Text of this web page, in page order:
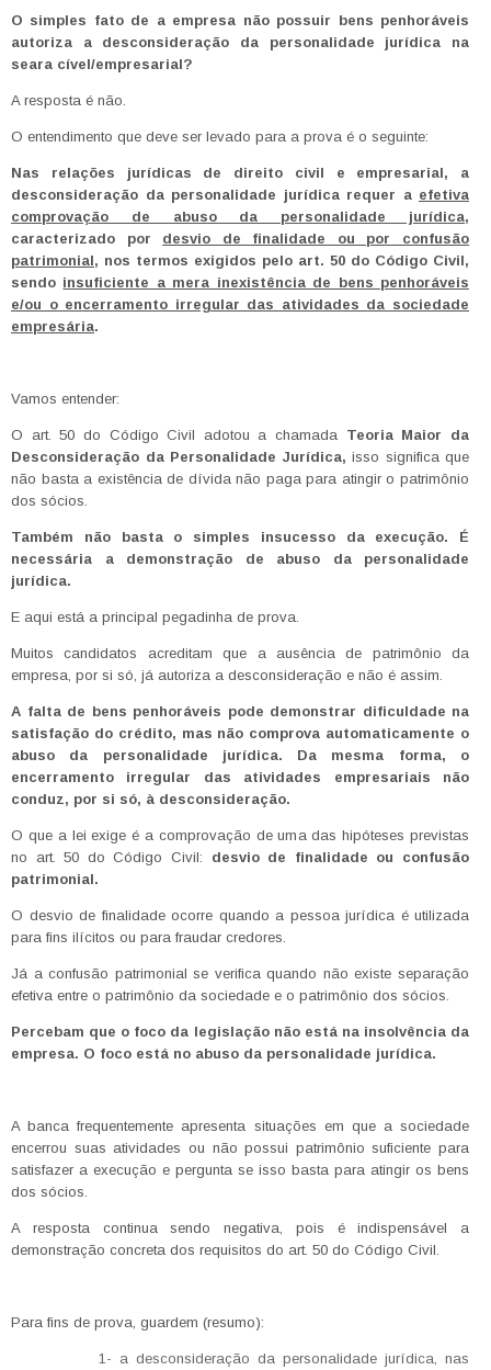
O simples fato de a empresa não possuir bens penhoráveis
autoriza a desconsideração da personalidade jurídica na
seara cível/empresarial?
A resposta é não.
O entendimento que deve ser levado para a prova é o seguinte:
Nas relações jurídicas de direito civil e empresarial, a
desconsideração da personalidade jurídica requer a efetiva
comprovação de abuso da personalidade jurídica,
caracterizado por desvio de finalidade ou por confusão
patrimonial, nos termos exigidos pelo art. 50 do Código Civil,
sendo insuficiente a mera inexistência de bens penhoráveis
e/ou o encerramento irregular das atividades da sociedade
empresária.
Vamos entender:
O art. 50 do Código Civil adotou a chamada Teoria Maior da
Desconsideração da Personalidade Jurídica, isso significa que
não basta a existência de dívida não paga para atingir o patrimônio
dos sócios.
Também não basta o simples insucesso da execução. É
necessária a demonstração de abuso da personalidade
jurídica.
E aqui está a principal pegadinha de prova.
Muitos candidatos acreditam que a ausência de patrimônio da
empresa, por si só, já autoriza a desconsideração e não é assim.
A falta de bens penhoráveis pode demonstrar dificuldade na
satisfação do crédito, mas não comprova automaticamente o
abuso da personalidade jurídica. Da mesma forma, o
encerramento irregular das atividades empresariais não
conduz, por si só, à desconsideração.
O que a lei exige é a comprovação de uma das hipóteses previstas
no art. 50 do Código Civil: desvio de finalidade ou confusão
patrimonial.
O desvio de finalidade ocorre quando a pessoa jurídica é utilizada
para fins ilícitos ou para fraudar credores.
Já a confusão patrimonial se verifica quando não existe separação
efetiva entre o patrimônio da sociedade e o patrimônio dos sócios.
Percebam que o foco da legislação não está na insolvência da
empresa. O foco está no abuso da personalidade jurídica.
A banca frequentemente apresenta situações em que a sociedade
encerrou suas atividades ou não possui patrimônio suficiente para
satisfazer a execução e pergunta se isso basta para atingir os bens
dos sócios.
A resposta continua sendo negativa, pois é indispensável a
demonstração concreta dos requisitos do art. 50 do Código Civil.
Para fins de prova, guardem (resumo):
1- a desconsideração da personalidade jurídica, nas